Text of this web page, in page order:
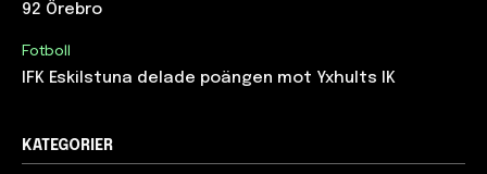
92 Örebro
Fotboll
IFK Eskilstuna delade poängen mot Yxhults IK
KATEGORIER